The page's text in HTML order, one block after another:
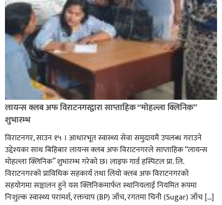
लायन्स क्लब अफ विराटनगरद्वारा साप्ताहिक “मोहल्ला क्लिनिक”
शुभारम्भ
विराटनगर, साउन १५ । आधारभूत स्वास्थ्य सेवा समुदायमै उपलब्ध गराउने
उद्देश्यका साथ बिहिबार लायन्स क्लब अफ विराटनगरले साप्ताहिक “लायन्स
मोहल्ला क्लिनिक” शुभारम्भ गरेकाे छ। लाइफ गार्ड हस्पिटल प्रा. लि.
विराटनगरको प्राविधिक सहकार्य तथा लियो क्लब अफ विराटनगरको
सहयोगमा सञ्चालन हुने यस क्लिनिकमार्फत स्थानियलाई नियमित रूपमा
निःशुल्क स्वास्थ्य परामर्श, रक्तचाप (BP) जाँच, रगतमा चिनी (Sugar) जाँच […]